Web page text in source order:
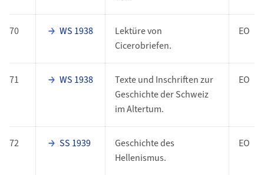
70 WS 1938
Lektüre von
Cicerobriefen.
EO
71 WS 1938
Texte und Inschriften zur
Geschichte der Schweiz
im Altertum.
EO
72 SS 1939
Geschichte des
Hellenismus.
EO